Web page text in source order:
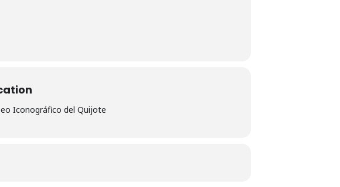
acercando al público a nuevas propuestas editoriales y
Iconográfico del Quijote